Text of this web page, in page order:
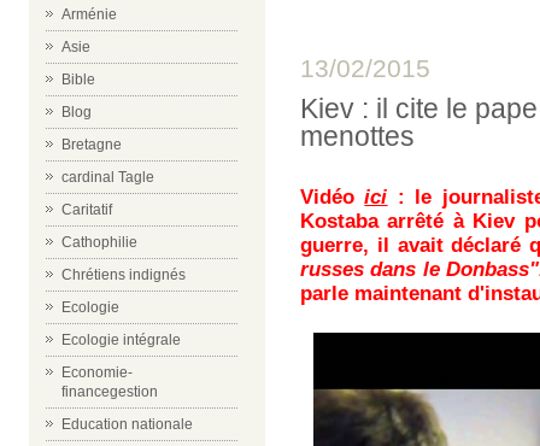
Arménie
Asie
Bible
Blog
Bretagne
cardinal Tagle
Caritatif
Cathophilie
Chrétiens indignés
Ecologie
Ecologie intégrale
Economie-
financegestion
Education nationale
13/02/2015
Kiev : il cite le
menottes
Vidéoici : le
Kostaba arrêté à Kiev
guerre, il avait déclaré
russes dans le
parle maintenant